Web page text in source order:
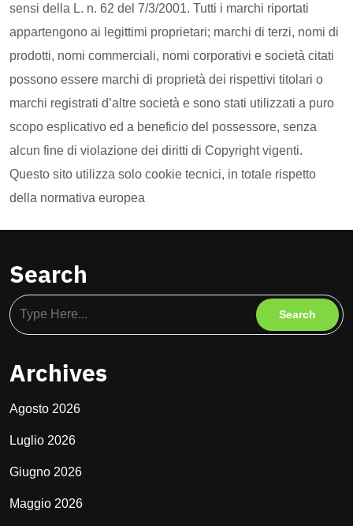
sensi della L. n. 62 del 7/3/2001. Tutti i marchi riportati
appartengono ai legittimi proprietari; marchi di terzi, nomi di
prodotti, nomi commerciali, nomi corporativi e società citati
possono essere marchi di proprietà dei rispettivi titolari o
marchi registrati d’altre società e sono stati utilizzati a puro
scopo esplicativo ed a beneficio del possessore, senza
alcun fine di violazione dei diritti di Copyright vigenti.
Questo sito utilizza solo cookie tecnici, in totale rispetto
della normativa europea
Search
Archives
Agosto 2026
Luglio 2026
Giugno 2026
Maggio 2026